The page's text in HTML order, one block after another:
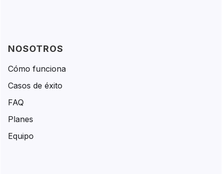
NOSOTROS
Cómo funciona
Casos de éxito
FAQ
Planes
Equipo